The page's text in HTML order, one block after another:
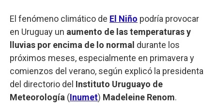
El fenómeno climático de El Niño podría provocar
en Uruguay un aumento de las temperaturas y
lluvias por encima de lo normal durante los
próximos meses, especialmente en primavera y
comienzos del verano, según explicó la presidenta
del directorio del Instituto Uruguayo de
Meteorología (Inumet) Madeleine Renom.